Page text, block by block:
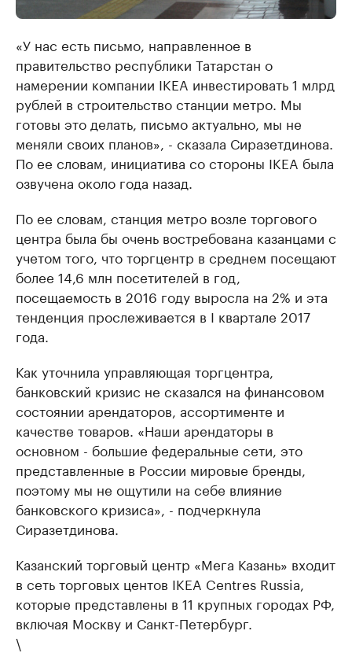
«У нас есть письмо, направленное в
правительство республики Татарстан о
намерении компании IKEA инвестировать 1 млрд
рублей в строительство станции метро. Мы
готовы это делать, письмо актуально, мы не
меняли своих планов», - сказала Сиразетдинова.
По ее словам, инициатива со стороны IKЕA была
озвучена около года назад.
По ее словам, станция метро возле торгового
центра была бы очень востребована казанцами с
учетом того, что торгцентр в среднем посещают
более 14,6 млн посетителей в год,
посещаемость в 2016 году выросла на 2% и эта
тенденция прослеживается в I квартале 2017
года.
Как уточнила управляющая торгцентра,
банковский кризис не сказался на финансовом
состоянии арендаторов, ассортименте и
качестве товаров. «Наши арендаторы в
основном - большие федеральные сети, это
представленные в России мировые бренды,
поэтому мы не ощутили на себе влияние
банковского кризиса», - подчеркнула
Сиразетдинова.
Казанский торговый центр «Мега Казань» входит
в сеть торговых центов IKЕA Centres Russia,
которые представлены в 11 крупных городах РФ,
включая Москву и Санкт-Петербург.
\